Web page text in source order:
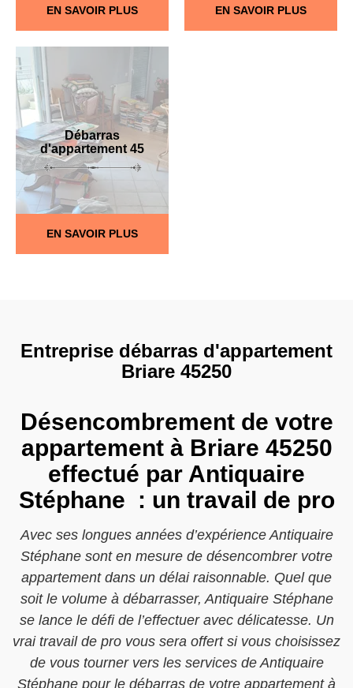
EN SAVOIR PLUS EN SAVOIR PLUS
Débarras
d'appartement 45
EN SAVOIR PLUS
Entreprise débarras d'appartement
Briare 45250
Désencombrement de votre
appartement à Briare 45250
effectué par Antiquaire
Stéphane : un travail de pro
Avec ses longues années d’expérience Antiquaire
Stéphane sont en mesure de désencombrer votre
appartement dans un délai raisonnable. Quel que
soit le volume à débarrasser, Antiquaire Stéphane
se lance le défi de l’effectuer avec délicatesse. Un
vrai travail de pro vous sera offert si vous choisissez
de vous tourner vers les services de Antiquaire
Stéphane pour le débarras de votre appartement à